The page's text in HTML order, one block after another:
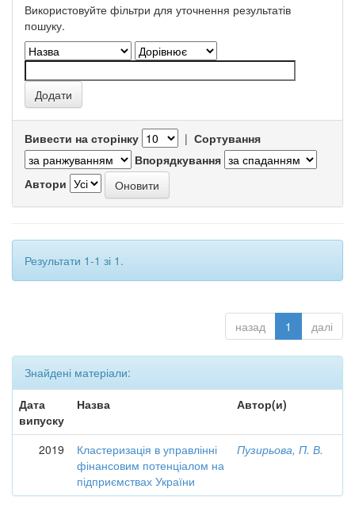
Використовуйте фільтри для уточнення результатів
пошуку.
Вивести на сторінку | Сортування
Впорядкування
Автори
Результати 1-1 зі 1.
назад 1 далі
Знайдені матеріали:
Дата
випуску
Назва Автор(и)
2019
Кластеризація в управлінні
фінансовим потенціалом на
підприємствах України
Пузирьова, П. В.